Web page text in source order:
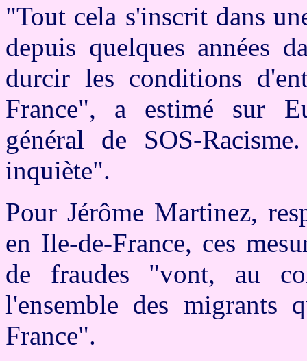
"Tout cela s'inscrit dans
depuis quelques années
durcir les conditions
France", a estimé sur
général de SOS-
inquiète".
Pour Jérôme Martinez,
en Ile-de-France, ces
de fraudes "vont, au
l'ensemble des migrants
France".